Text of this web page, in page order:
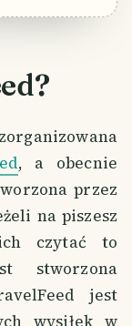
, a obecnie
przez
na piszesz
czytać to
stworzona
jest
wysiłek w